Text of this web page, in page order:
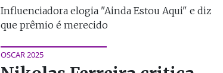
Influenciadora elogia "Ainda Estou Aqui" e diz
que prêmio é merecido
OSCAR 2025